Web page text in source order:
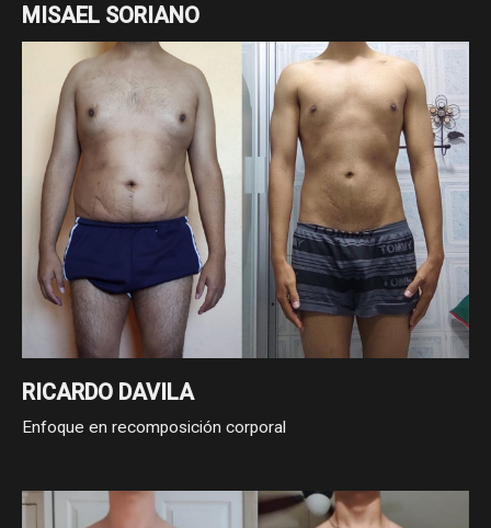
MISAEL SORIANO
Cambio enfocado a recomposición corporal
RICARDO DAVILA
Enfoque en recomposición corporal